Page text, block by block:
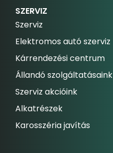
SZERVIZ
Szerviz
Elektromos autó szerviz
Kárrendezési centrum
Állandó szolgáltatásaink
Szerviz akcióink
Alkatrészek
Karosszéria javítás